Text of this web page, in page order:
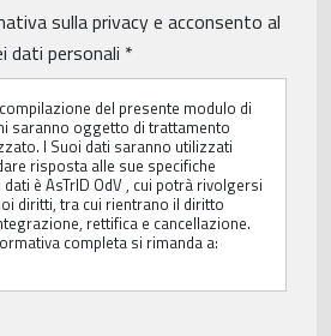
sulla privacye acconsento al
dati personali *
del presente modulo di
saranno oggetto di trattamento
I Suoi dati saranno utilizzati
risposta alle sue specifiche
è AsTrID OdV , cui potrà rivolgersi
diritti, tra cui rientrano il diritto
rettifica e cancellazione.
completa si rimanda a: